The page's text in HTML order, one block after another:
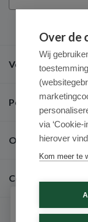
Veel gestelde
Populaire merken
Over ons
Contact
Over de
Wij
via ‘Cookie-
hierover
Kom meer te
Schrijf